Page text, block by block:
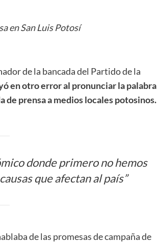
en San Luis Potosí
de la bancada del Partido de la
en otro error al pronunciar la palabra
de prensa a medios locales potosinos.
donde primero no hemos
que afectan al país”
de las promesas de campaña de